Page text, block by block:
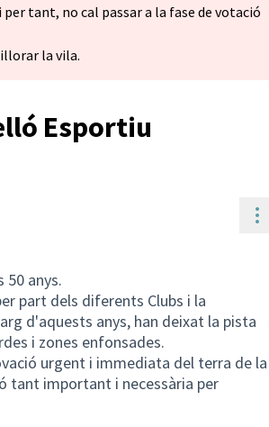
tant, no cal passar a la fase de votació
la vila.
Esportiu
50 anys.
part dels diferents Clubs i la
d'aquests anys, han deixat la pista
i zones enfonsades.
urgent i immediata del terra de la
tant important i necessària per